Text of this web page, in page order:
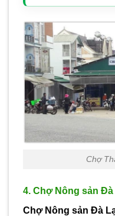
Chợ
4. Chợ Nông sản
Chợ Nông sản Đà